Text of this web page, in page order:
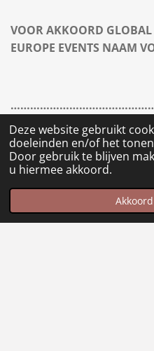
Deze website gebruikt
doeleinden en/of het
Door gebruik te blijven
u hiermee akkoord.
Akkoord
VOOR AKKOORD GLOBAL
EUROPE EVENTS NAAM
…………………………